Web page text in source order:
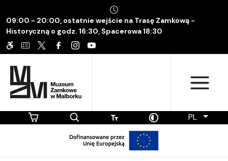
09:00 - 20:00, ostatnie wejście na Trasę Zamkową -
Historyczną o godz. 16:30, Spacerowa 18:30
PL